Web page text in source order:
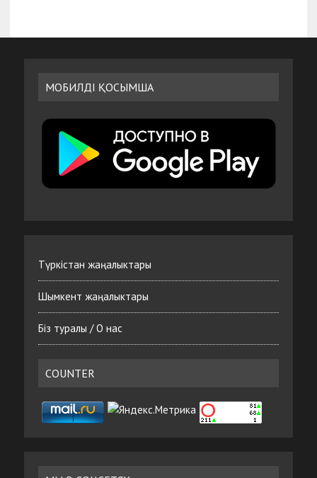
МОБИЛДІ ҚОСЫМША
Түркістан жаңалыктары
Шымкент жаңалыктары
Біз туралы / О нас
COUNTER